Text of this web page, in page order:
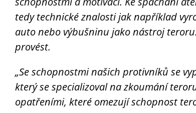
tedy technické znalosti jak například
auto nebo výbušninu jako nástroj
provést.
„Se schopnostmi našich protivníků se
který se specializoval na zkoumání
opatřeními, které omezují schopnost